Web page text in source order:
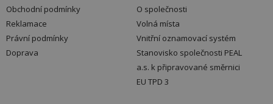
Obchodní podmínky
Reklamace
Právní podmínky
Doprava
O společnosti
Volná místa
Vnitřní oznamovací systém
Stanovisko společnosti PEAL
a.s. k připravované směrnici
EU TPD 3